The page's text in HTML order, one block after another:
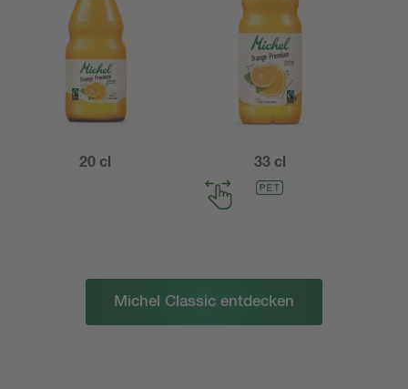
20 cl 33 cl
Michel Classic entdecken